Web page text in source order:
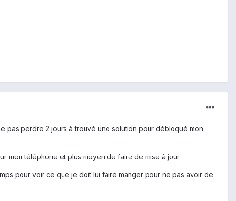
pas perdre 2 jours à trouvé une solution pour débloqué mon
mon téléphone et plus moyen de faire de mise à jour.
pour voir ce que je doit lui faire manger pour ne pas avoir de